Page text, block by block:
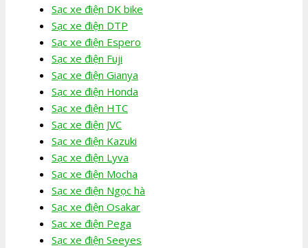
Sạc xe điện DK bike
Sạc xe điện DTP
Sạc xe điện Espero
Sạc xe điện Fuji
Sạc xe điện Gianya
Sạc xe điện Honda
Sạc xe điện HTC
Sạc xe điện JVC
Sạc xe điện Kazuki
Sạc xe điện Lyva
Sạc xe điện Mocha
Sạc xe điện Ngọc hà
Sạc xe điện Osakar
Sạc xe điện Pega
Sạc xe điện Seeyes